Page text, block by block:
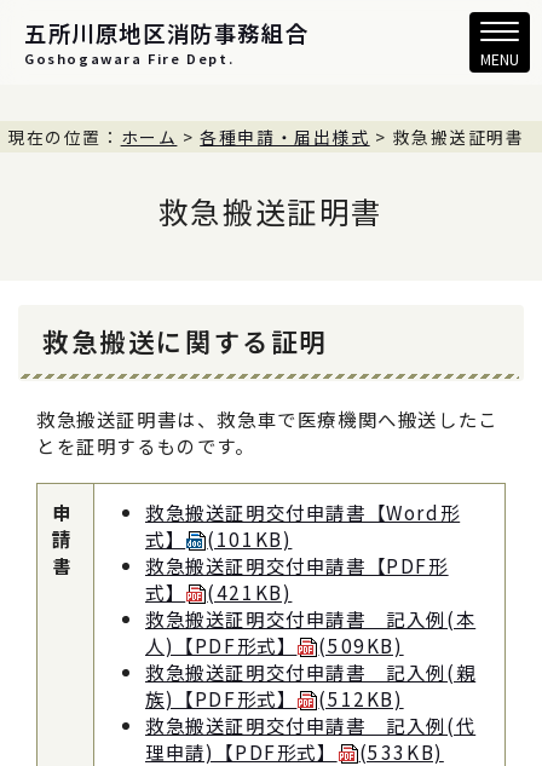
五所川原地区消防事務組合
Goshogawara Fire Dept. MENU
現在の位置： ホーム >各種申請・届出様式 > 救急搬送証明書
救急搬送証明書
救急搬送に関する証明
救急搬送証明書は、救急車で医療機関へ搬送したこ
とを証明するものです。
申
請
書
救急搬送証明交付申請書【Word形
式】
(101KB)
救急搬送証明交付申請書【PDF形
式】
(421KB)
救急搬送証明交付申請書 記入例(本
人)【PDF形式】
(509KB)
救急搬送証明交付申請書 記入例(親
族)【PDF形式】
(512KB)
救急搬送証明交付申請書 記入例(代
理申請)【PDF形式】
(533KB)